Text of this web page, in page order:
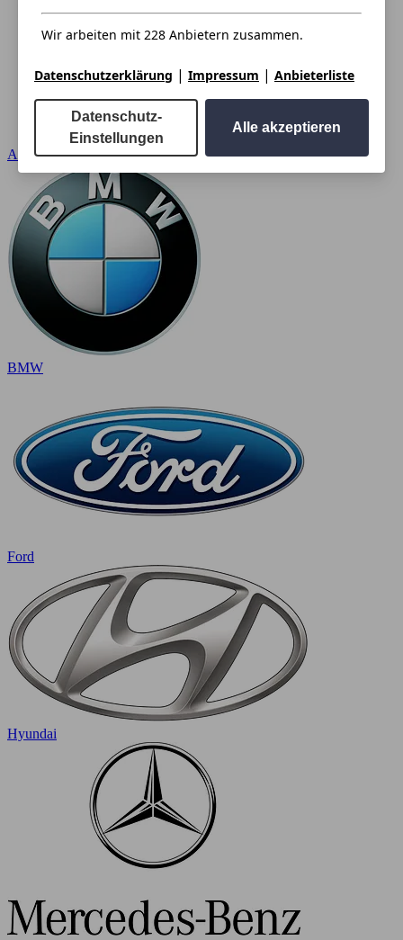
Audi
BMW
Ford
Hyundai
Wir arbeiten mit 228 Anbietern zusammen.
Datenschutzerklärung | Impressum | Anbieterliste
Datenschutz-
Einstellungen
Alle akzeptieren